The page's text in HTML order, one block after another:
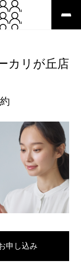
カリが丘店
申し込み